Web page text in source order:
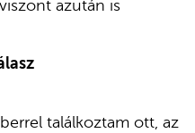
azután is
találkoztam ott, az